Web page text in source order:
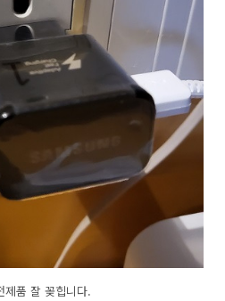
제품 잘 꽂힙니다.